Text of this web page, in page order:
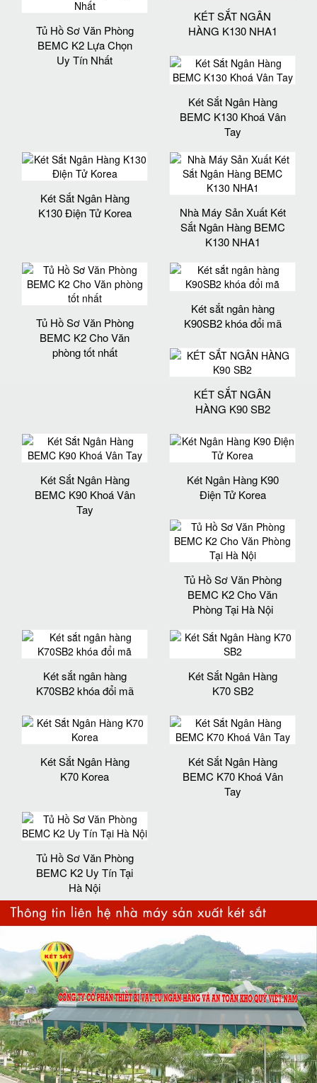
Tủ Hồ Sơ Văn Phòng
BEMC K2 Lựa Chọn
Uy Tín Nhất
KÉT SẮT NGÂN
HÀNG K130 NHA1
Két Sắt Ngân Hàng
BEMC K130 Khoá Vân
Tay
Két Sắt Ngân Hàng
K130 Điện Tử Korea
Nhà Máy Sản Xuất Két
Sắt Ngân Hàng BEMC
K130 NHA1
Tủ Hồ Sơ Văn Phòng
BEMC K2 Cho Văn
phòng tốt nhất
Két sắt ngân hàng
K90SB2 khóa đổi mã
KÉT SẮT NGÂN
HÀNG K90 SB2
Két Sắt Ngân Hàng
BEMC K90 Khoá Vân
Tay
Két Ngân Hàng K90
Điện Tử Korea
Tủ Hồ Sơ Văn Phòng
BEMC K2 Cho Văn
Phòng Tại Hà Nội
Két sắt ngân hàng
K70SB2 khóa đổi mã
Két Sắt Ngân Hàng
K70 SB2
Két Sắt Ngân Hàng
K70 Korea
Két Sắt Ngân Hàng
BEMC K70 Khoá Vân
Tay
Tủ Hồ Sơ Văn Phòng
BEMC K2 Uy Tín Tại
Hà Nội